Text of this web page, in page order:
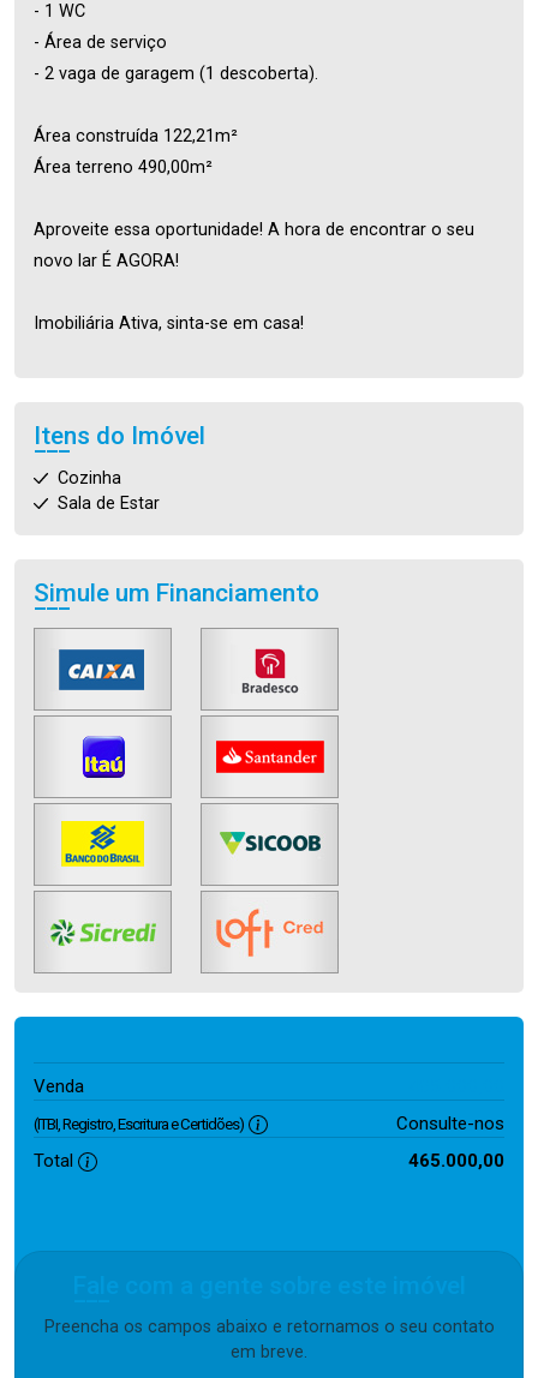
- 1 WC
- Área de serviço
- 2 vaga de garagem (1 descoberta).
Área construída 122,21m²
Área terreno 490,00m²
Aproveite essa oportunidade! A hora de encontrar o seu
novo lar É AGORA!
Imobiliária Ativa, sinta-se em casa!
Itens do Imóvel
Cozinha
Sala de Estar
Simule um Financiamento
Venda
(ITBI, Registro, Escritura e Certidões)
Consulte-nos
Total
465.000,00
Preencha os campos abaixo e retornamos o seu contato
em breve.